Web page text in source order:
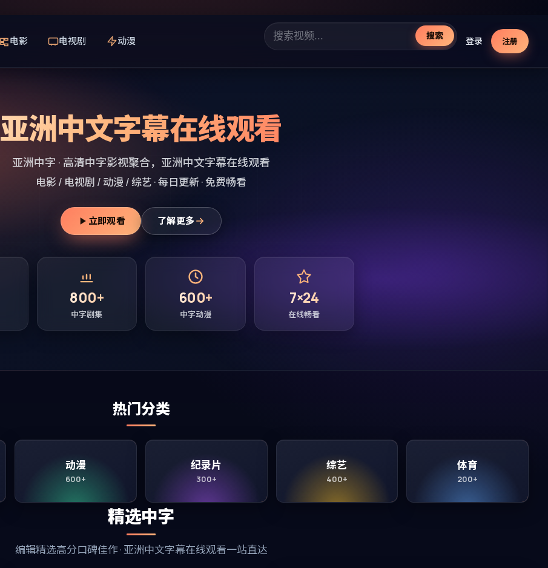
电影 电视剧 动漫 搜索 登录 注册
亚洲中文字幕在线观看
亚洲中字 · 高清中字影视聚合， 亚洲中文字幕在线观看
电影 / 电视剧 / 动漫 / 综艺 · 每日更新 · 免费畅看
立即观看 了解更多
800+
中字剧集
600+
中字动漫
7×24
在线畅看
热门分类
动漫
600+
纪录片
300+
综艺
400+
体育
200+
精选中字
编辑精选高分口碑佳作 · 亚洲中文字幕在线观看一站直达
92:56